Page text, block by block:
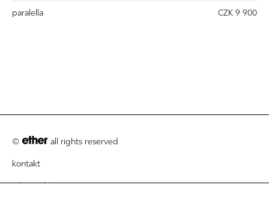
paralella CZK 9 900
© all rights reserved
kontakt
zákaznický servis